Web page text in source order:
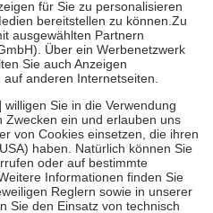
beträgt die
sowie zehn Euro je
für ihre eigene Gesundheit zu
der Familie zu unterstützen,
vollendeten 18. Lebensjahr
Früherkennung, die von der